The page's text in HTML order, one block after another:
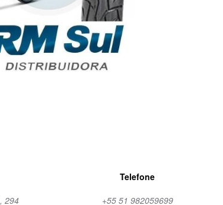
294
Telefone
+55 51 982059699